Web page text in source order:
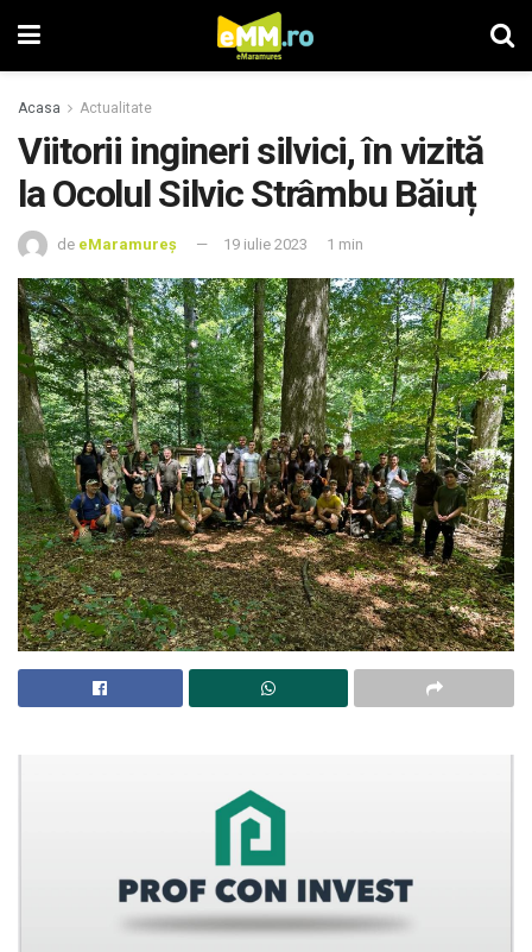
Acasa Actualitate
Viitorii ingineri silvici, în vizită
la Ocolul Silvic Strâmbu Băiuț
de eMaramureș 19 iulie 2023 1 min